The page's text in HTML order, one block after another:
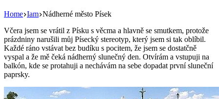
Home Iam Nádherné město Písek
Včera jsem se vrátil z Písku s věcma a hlavně se smutkem, protože
prázdniny narušili můj Písecký stereotyp, který jsem si tak oblíbil.
Každé ráno vstávat bez budíku s pocitem, že jsem se dostatčně
vyspal a že mě čeká nádherný slunečný den. Otvírám a vstupuji na
balkón, kde se protahuji a nechávám na sebe dopadat první sluneční
paprsky.